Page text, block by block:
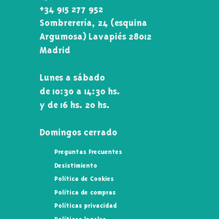
+34 915 277 952
Sombrerería, 24 (esquina
Argumosa) Lavapiés 28012
Madrid
Lunes a sábado
de 10:30 a 14:30 hs.
y de 16 hs. 20 hs.
Domingos cerrado
Preguntas Frecuentes
Desistimiento
Política de Cookies
Política de compras
Políticas privacidad